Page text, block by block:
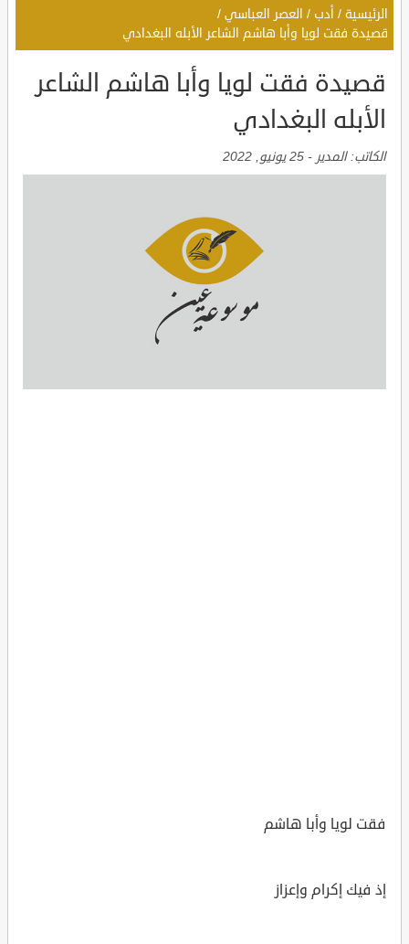
الرئيسية / أدب / العصر العباسي /
قصيدة فقت لويا وأبا هاشم الشاعر الأبله البغدادي
قصيدة فقت لويا وأبا هاشم الشاعر
الأبله البغدادي
الكاتب:المدير - 25 يونيو, 2022
فقت لويا وأبا هاشم
إذ فيك إكرام وإعزاز